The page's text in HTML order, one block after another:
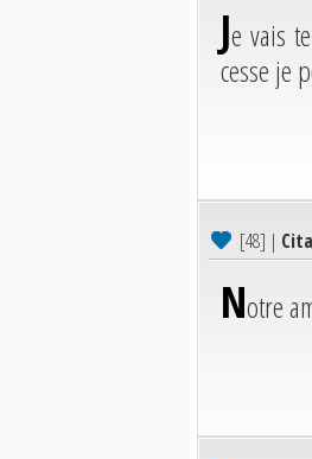
Je vais
cesse je
[48] |
Notre